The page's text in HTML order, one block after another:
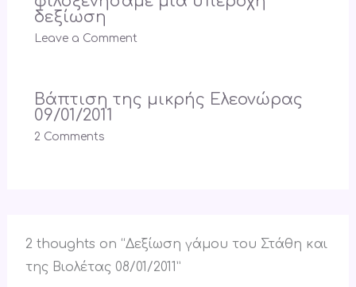
δεξίωση
Leave a Comment
Βάπτιση της μικρής Ελεονώρας
09/01/2011
2 Comments
2 thoughts on “Δεξίωση γάμου του Στάθη και
της Βιολέτας 08/01/2011”